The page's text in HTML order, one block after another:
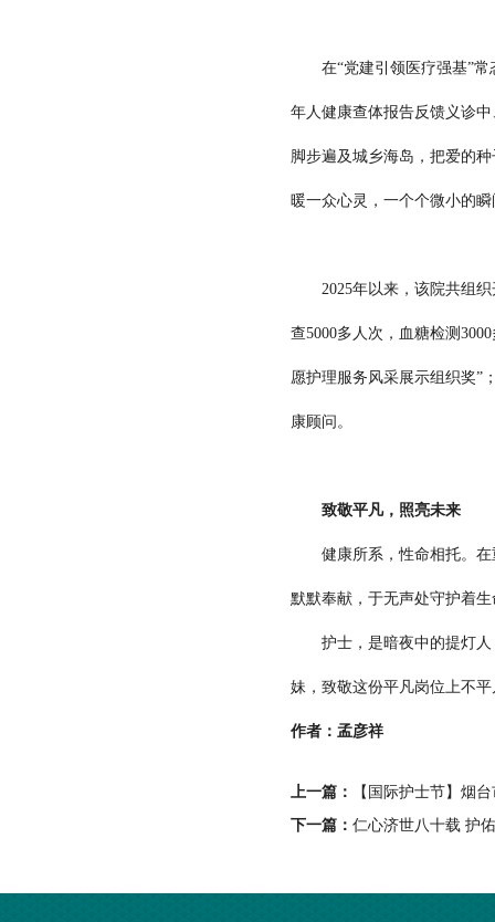
在“党建引领医疗强基”常
年人健康查体报告反馈义诊
脚步遍及城乡海岛，把爱的
暖一众心灵，一个个微小的
2025年以来，该院共组织
查5000多人次，血糖检测
愿护理服务风采展示组织奖”
康顾问。
致敬平凡，照亮未来
健康所系，性命相托。在
默默奉献，于无声处守护着
护士，是暗夜中的提灯人
妹，致敬这份平凡岗位上不
作者：孟彦祥
上一篇：
【国际护士节】烟
下一篇： 仁心济世八十载 护